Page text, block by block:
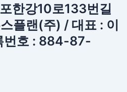
한강10로133번길
플랜(주) / 대표 : 이
번호 : 884-87-